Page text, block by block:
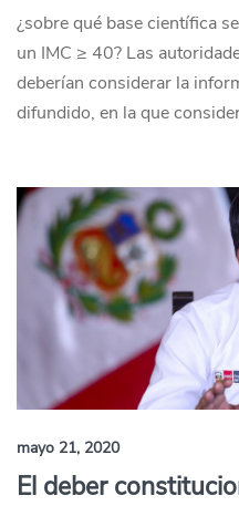
¿sobre qué base científica
un IMC ≥ 40? Las
deberían considerar la
difundido, en la que
mayo 21, 2020
El deber